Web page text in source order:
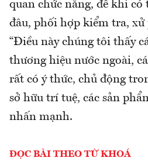
quan chức năng, để khi
đâu, phối hợp kiểm tra, xử
“Điều này chúng tôi thấy
thương hiệu nước ngoài,
rất có ý thức, chủ động
sở hữu trí tuệ, các sản
nhấn mạnh.
ĐỌC BÀI THEO TỪ KHOÁ